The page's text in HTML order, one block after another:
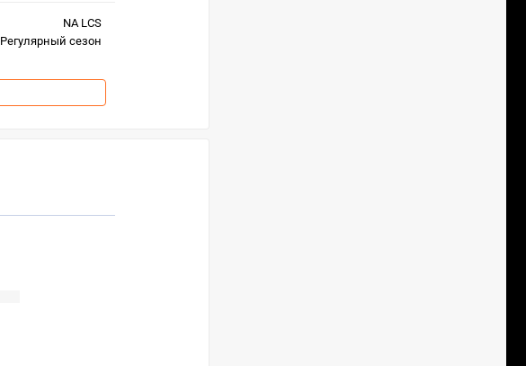
NA LCS
Регулярный сезон